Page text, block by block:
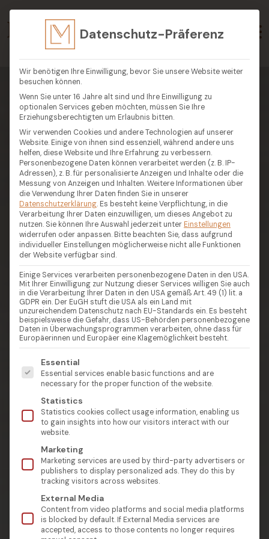
Datenschutz-Präferenz
Wir benötigen Ihre Einwilligung, bevor Sie unsere Website weiter
besuchen können.
Wenn Sie unter 16 Jahre alt sind und Ihre Einwilligung zu
optionalen Services geben möchten, müssen Sie Ihre
Erziehungsberechtigten um Erlaubnis bitten.
Wir verwenden Cookies und andere Technologien auf unserer
Website. Einige von ihnen sind essenziell, während andere uns
helfen, diese Website und Ihre Erfahrung zu verbessern.
Personenbezogene Daten können verarbeitet werden (z. B. IP-
Adressen), z. B. für personalisierte Anzeigen und Inhalte oder die
Messung von Anzeigen und Inhalten.Weitere Informationen über
die Verwendung Ihrer Daten finden Sie in unserer
Datenschutzerklärung. Es besteht keine Verpflichtung, in die
Verarbeitung Ihrer Daten einzuwilligen, um dieses Angebot zu
nutzen. Sie können Ihre Auswahl jederzeit unter Einstellungen
widerrufen oder anpassen. Bitte beachten Sie, dass aufgrund
individueller Einstellungen möglicherweise nicht alle Funktionen
der Website verfügbar sind.
Einige Services verarbeiten personenbezogene Daten in den USA.
Mit Ihrer Einwilligung zur Nutzung dieser Services willigen Sie auch
in die Verarbeitung Ihrer Daten in den USA gemäß Art. 49 (1) lit. a
GDPR ein. Der EuGH stuft die USA als ein Land mit
unzureichendem Datenschutz nach EU-Standards ein. Es besteht
beispielsweise die Gefahr, dass US-Behörden personenbezogene
Daten in Überwachungsprogrammen verarbeiten, ohne dass für
Europäerinnen und Europäer eine Klagemöglichkeit besteht.
Es folgt eine Liste der Service-Gruppen, für die eine
Essential
Essential services enable basic functions and are
necessary for the proper function of the website.
Statistics
Statistics cookies collect usage information, enabling us
to gain insights into how our visitors interact with our
website.
Marketing
Marketing services are used by third-party advertisers or
publishers to display personalized ads. They do this by
tracking visitors across websites.
External Media
Content from video platforms and social media platforms
is blocked by default. If External Media services are
accepted, access to those contents no longer requires